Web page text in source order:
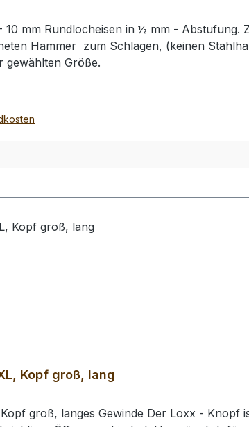
10 mm Rundlocheisen in ½ mm -
Hammer zum Schlagen, (keinen
gewählten Größe.
Kopf groß, lang
groß, langes Gewinde Der Loxx - Knopf